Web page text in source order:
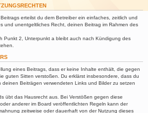
erteilst du dem Betreiber ein einfaches, zeitlich und
und unentgeltliches Recht, deinen Beitrag im Rahmen des
Punkt 2, Unterpunkt a bleibt auch nach Kündigung des
eines Beitrags, dass er keine Inhalte enthält, die gegen
guten Sitten verstoßen. Du erklärst insbesondere, dass du
deinen Beiträgen verwendeten Links und Bilder zu setzen
übt das Hausrecht aus. Bei Verstößen gegen diese
anderer im Board veröffentlichten Regeln kann der
zeitweise oder dauerhaft von der Nutzung dieses